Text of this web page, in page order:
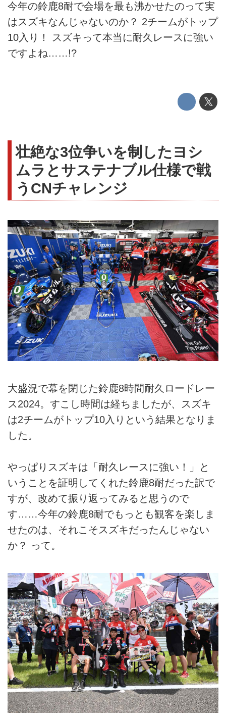
今年の鈴鹿8耐で会場を最も沸かせたのって実
はスズキなんじゃないのか？ 2チームがトップ
10入り！ スズキって本当に耐久レースに強い
ですよね……!?
壮絶な3位争いを制したヨシ
ムラとサステナブル仕様で戦
うCNチャレンジ
大盛況で幕を閉じた鈴鹿8時間耐久ロードレー
ス2024。すこし時間は経ちましたが、スズキ
は2チームがトップ10入りという結果となりま
した。
やっぱりスズキは「耐久レースに強い！」と
いうことを証明してくれた鈴鹿8耐だった訳で
すが、改めて振り返ってみると思うので
す……今年の鈴鹿8耐でもっとも観客を楽しま
せたのは、それこそスズキだったんじゃない
か？ って。